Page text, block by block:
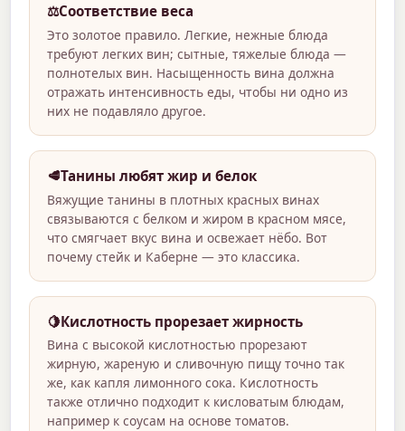
⚖️Соответствие веса
Это золотое правило. Легкие, нежные блюда
требуют легких вин; сытные, тяжелые блюда —
полнотелых вин. Насыщенность вина должна
отражать интенсивность еды, чтобы ни одно из
них не подавляло другое.
🥩Танины любят жир и белок
Вяжущие танины в плотных красных винах
связываются с белком и жиром в красном мясе,
что смягчает вкус вина и освежает нёбо. Вот
почему стейк и Каберне — это классика.
🍋Кислотность прорезает жирность
Вина с высокой кислотностью прорезают
жирную, жареную и сливочную пищу точно так
же, как капля лимонного сока. Кислотность
также отлично подходит к кисловатым блюдам,
например к соусам на основе томатов.